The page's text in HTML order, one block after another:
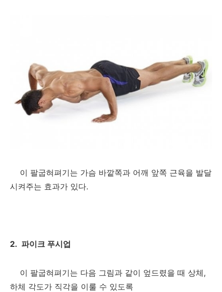
이 팔굽혀펴기는 가슴 바깥쪽과 어깨 앞쪽 근육을 발달
시켜주는 효과가 있다.
2. 파이크 푸시업
이 팔굽혀펴기는 다음 그림과 같이 엎드렸을 때 상체,
하체 각도가 직각을 이룰 수 있도록